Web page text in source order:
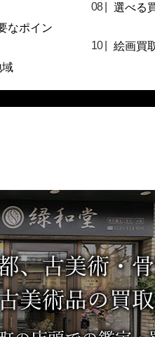
選べる
なポイン
絵画買
域